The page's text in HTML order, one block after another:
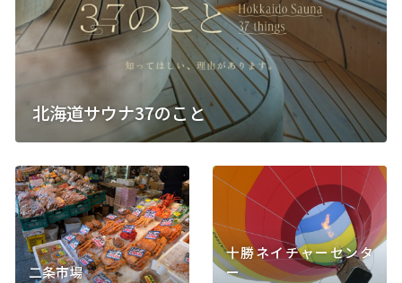
このサイトについて 観光資料
動画ライブラリー フォトライブラリー
お問い合わせ
Languages
北海道サウナ37のこと
二条市場
十勝ネイチャーセンタ
ー